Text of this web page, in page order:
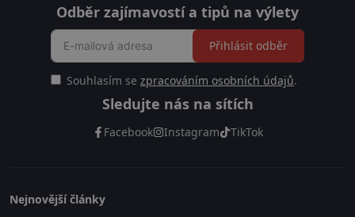
Odběr zajímavostí a tipů na výlety
Souhlasím se zpracováním osobních údajů.
Přihlásit odběr
Sledujte nás na sítích
Facebook Instagram TikTok
Nejnovější články